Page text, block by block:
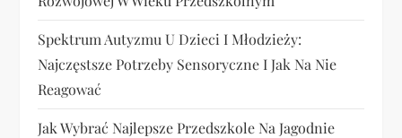
Spektrum Autyzmu U Dzieci I Młodzieży:
Najczęstsze Potrzeby Sensoryczne I Jak Na Nie
Reagować
Jak Wybrać Najlepsze Przedszkole Na Jagodnie